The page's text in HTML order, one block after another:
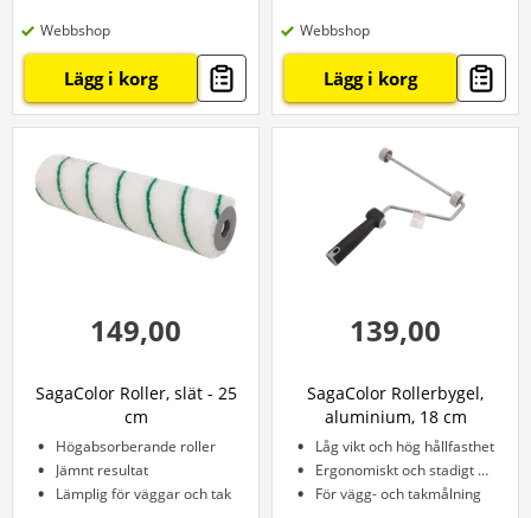
Webbshop
Lägg i korg
Webbshop
Lägg i korg
149,00
SagaColor Roller, slät - 25
cm
Högabsorberande roller
Jämnt resultat
Lämplig för väggar och tak
139,00
SagaColor Rollerbygel,
aluminium, 18 cm
Låg vikt och hög hållfasthet
Ergonomiskt och stadigt grepp
För vägg- och takmålning